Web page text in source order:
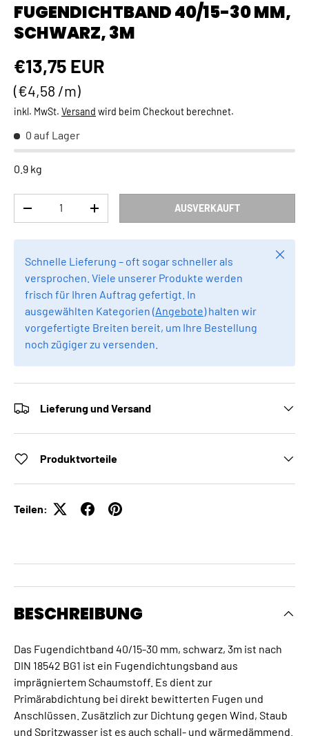
FUGENDICHTBAND 40/15-30 MM,
SCHWARZ, 3M
Normaler Preis
€13,75 EUR
Grundpreis
€4,58 /m
inkl. MwSt. Versand wird beim Checkout berechnet.
0 auf Lager
0.9 kg
MENGE VERRINGERNMENGE ERHÖHEN AUSVERKAUFT
Schnelle Lieferung – oft sogar schneller als
versprochen. Viele unserer Produkte werden
frisch für Ihren Auftrag gefertigt. In
ausgewählten Kategorien (Angebote) halten wir
vorgefertigte Breiten bereit, um Ihre Bestellung
noch zügiger zu versenden.
Lieferung und Versand
Produktvorteile
Teilen:
BESCHREIBUNG
Das Fugendichtband 40/15-30 mm, schwarz, 3m ist nach
DIN 18542 BG1 ist ein Fugendichtungsband aus
imprägniertem Schaumstoff. Es dient zur
Primärabdichtung bei direkt bewitterten Fugen und
Anschlüssen. Zusätzlich zur Dichtung gegen Wind, Staub
und Spritzwasser ist es auch schall- und wärmedämmend.